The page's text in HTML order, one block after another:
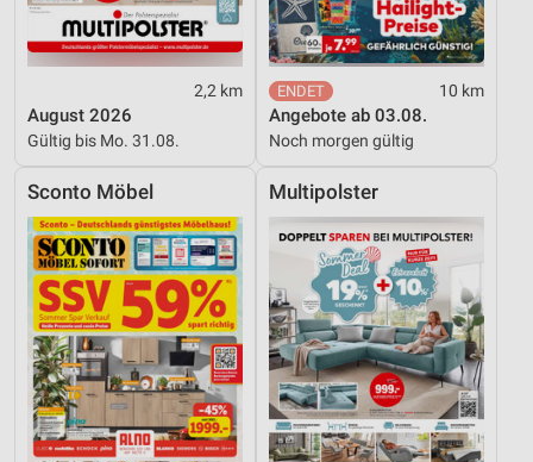
2,2 km
August 2026
Gültig bis Mo. 31.08.
10 km
Angebote ab 03.08.
Noch morgen gültig
Sconto Möbel Multipolster